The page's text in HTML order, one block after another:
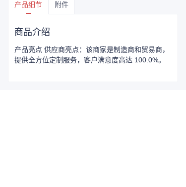
产品细节 附件
商品介绍
产品亮点 供应商亮点：该商家是制造商和贸易商，
提供全方位定制服务，客户满意度高达 100.0%。